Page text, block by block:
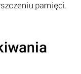
pamięci.